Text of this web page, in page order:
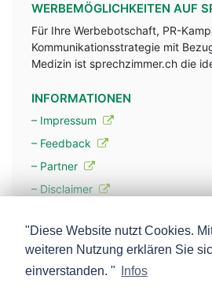
WERBEMÖGLICHKEITEN AUF
Für Ihre Werbebotschaft, PR-
Kommunikationsstrategie mit
Medizin ist sprechzimmer.ch die
INFORMATIONEN
– Impressum
– Feedback
– Partner
– Disclaimer
– Werbung
– Mehr über unsere Experten
"Diese Website nutzt Cookies.
weiteren Nutzung erklären Sie
einverstanden. "
Infos